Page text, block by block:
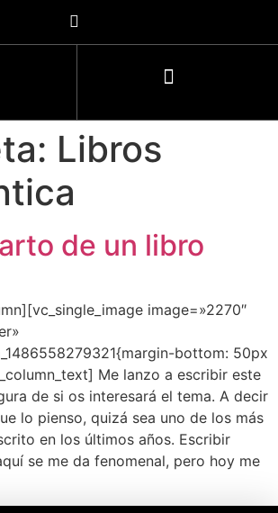
Libros
de un libro
image=»2270″
bottom: 50px
Me lanzo a escribir este
de si os interesará el tema. A decir
lo pienso, quizá sea uno de los más
en los últimos años. Escribir
se me da fenomenal, pero hoy me